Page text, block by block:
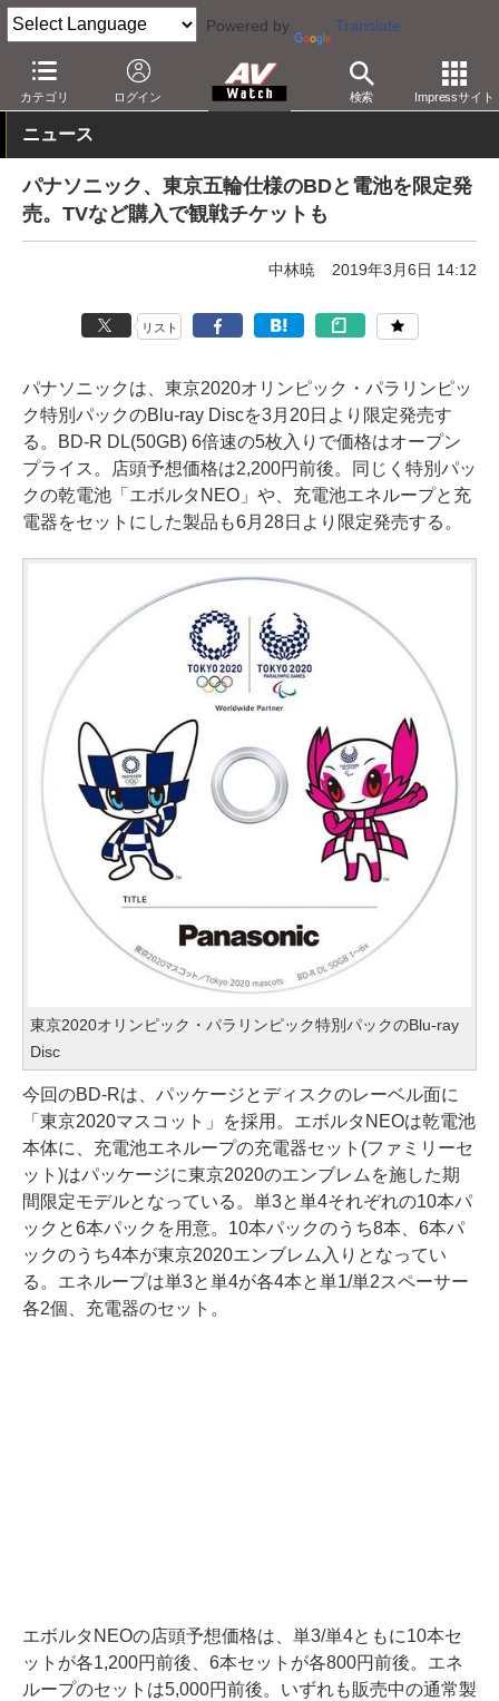
Powered by Translate
カテゴリ ログイン 検索 Impressサイト
AV Watch 製品 記録メディア BD
ニュース
パナソニック、東京五輪仕様のBDと電池を限定発
売。TVなど購入で観戦チケットも
中林暁 2019年3月6日 14:12
リスト
パナソニックは、東京2020オリンピック・パラリンピッ
ク特別パックのBlu-ray Discを3月20日より限定発売す
る。BD-R DL(50GB) 6倍速の5枚入りで価格はオープン
プライス。店頭予想価格は2,200円前後。同じく特別パッ
クの乾電池「エボルタNEO」や、充電池エネループと充
電器をセットにした製品も6月28日より限定発売する。
東京2020オリンピック・パラリンピック特別パックのBlu-ray
Disc
今回のBD-Rは、パッケージとディスクのレーベル面に
「東京2020マスコット」を採用。エボルタNEOは乾電池
本体に、充電池エネループの充電器セット(ファミリーセ
ット)はパッケージに東京2020のエンブレムを施した期
間限定モデルとなっている。単3と単4それぞれの10本パ
ックと6本パックを用意。10本パックのうち8本、6本パ
ックのうち4本が東京2020エンブレム入りとなってい
る。エネループは単3と単4が各4本と単1/単2スペーサー
各2個、充電器のセット。
エボルタNEOの店頭予想価格は、単3/単4ともに10本セ
ットが各1,200円前後、6本セットが各800円前後。エネ
ループのセットは5,000円前後。いずれも販売中の通常製